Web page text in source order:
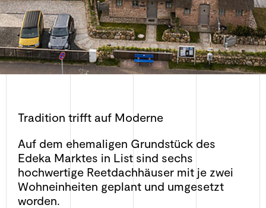
Tradition trifft auf Moderne
Auf dem ehemaligen Grundstück des
Edeka Marktes in List sind sechs
hochwertige Reetdachhäuser mit je zwei
Wohneinheiten geplant und umgesetzt
worden.